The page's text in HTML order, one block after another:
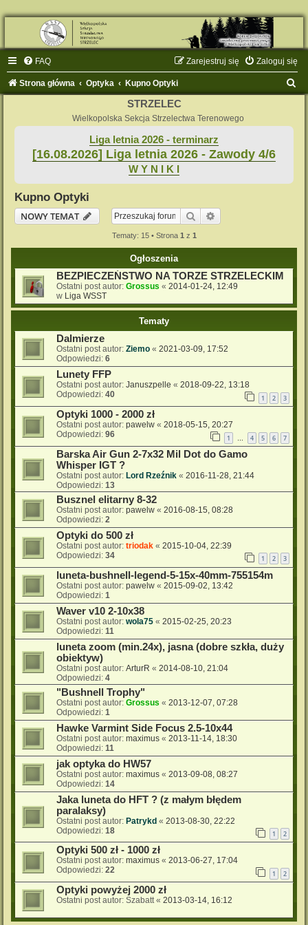
FAQ Zaloguj się
Zarejestruj się
Strona główna Optyka Kupno Optyki
STRZELEC
Wielkopolska Sekcja Strzelectwa Terenowego
Liga letnia 2026 - terminarz
[16.08.2026] Liga letnia 2026 - Zawody 4/6
W Y N I K I
Kupno Optyki
NOWY TEMAT
Szukaj
Tematy: 15 • Strona 1 z 1
Ogłoszenia
BEZPIECZEŃSTWO NA TORZE STRZELECKIM
Ostatni post autor: Grossus « 2014-01-24, 12:49
w Liga WSST
Tematy
Dalmierze
Ostatni post autor: Ziemo « 2021-03-09, 17:52
Odpowiedzi: 6
Lunety FFP
Ostatni post autor: Januszpelle « 2018-09-22, 13:18
Odpowiedzi: 40 1 2 3
Optyki 1000 - 2000 zł
Ostatni post autor: pawelw « 2018-05-15, 20:27
Odpowiedzi: 96 1 4 5 6 7
Barska Air Gun 2-7x32 Mil Dot do Gamo
Whisper IGT ?
Ostatni post autor: Lord Rzeźnik « 2016-11-28, 21:44
Odpowiedzi: 13
Busznel elitarny 8-32
Ostatni post autor: pawelw « 2016-08-15, 08:28
Odpowiedzi: 2
Optyki do 500 zł
Ostatni post autor: triodak « 2015-10-04, 22:39
Odpowiedzi: 34 1 2 3
luneta-bushnell-legend-5-15x-40mm-755154m
Ostatni post autor: pawelw « 2015-09-02, 13:42
Odpowiedzi: 1
Waver v10 2-10x38
Ostatni post autor: wola75 « 2015-02-25, 20:23
Odpowiedzi: 11
luneta zoom (min.24x), jasna (dobre szkła, duży
obiektyw)
Ostatni post autor: ArturR « 2014-08-10, 21:04
Odpowiedzi: 4
"Bushnell Trophy"
Ostatni post autor: Grossus « 2013-12-07, 07:28
Odpowiedzi: 1
Hawke Varmint Side Focus 2.5-10x44
Ostatni post autor: maximus « 2013-11-14, 18:30
Odpowiedzi: 11
jak optyka do HW57
Ostatni post autor: maximus « 2013-09-08, 08:27
Odpowiedzi: 14
Jaka luneta do HFT ? (z małym błędem
paralaksy)
Ostatni post autor: Patrykd « 2013-08-30, 22:22
Odpowiedzi: 18 1 2
Optyki 500 zł - 1000 zł
Ostatni post autor: maximus « 2013-06-27, 17:04
Odpowiedzi: 22 1 2
Optyki powyżej 2000 zł
Ostatni post autor: Szabatt« 2013-03-14, 16:12